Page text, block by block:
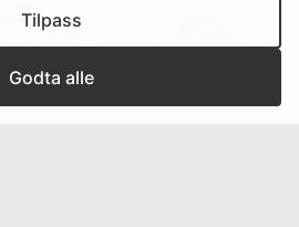
Cookie-
policy
innstillinger
Godta alle
Tilpass